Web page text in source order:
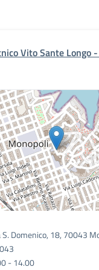
Vito Sante Longo
S. Domenico, 18, 70043
- 14.00